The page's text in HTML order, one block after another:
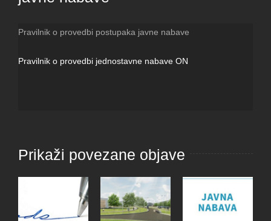
Pravilnik o provedbi postupaka javne nabave
Pravilnik o provedbi jednostavne nabave ON
Prikaži povezane objave